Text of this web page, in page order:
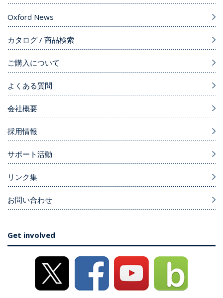
Oxford News
カタログ / 商品検索
ご購入について
よくある質問
会社概要
採用情報
サポート活動
リンク集
お問い合わせ
Get involved